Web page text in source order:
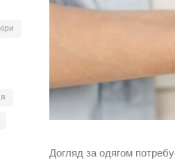
Догляд за одягом